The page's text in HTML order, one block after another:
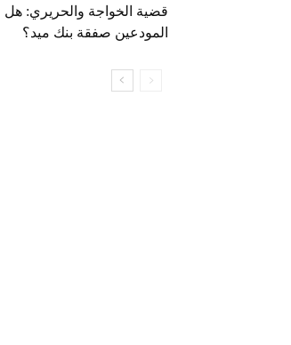
قضية الخواجة والحريري:
المودعين صفقة بنك ميد؟